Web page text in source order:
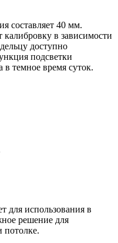
составляет 40 мм.
в зависимости
доступно
подсветки
в темное время суток.
для использования в
решение для
потолке.